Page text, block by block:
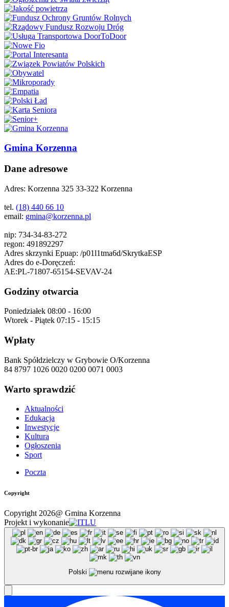
Gmina Korzenna
Dane adresowe
Adres: Korzenna 325 33-322 Korzenna
tel. (18) 440 66 10
email: gmina@korzenna.pl
nip: 734-34-83-272
regon: 491892297
Adres skrzynki Epuap: /p01l1tma6d/SkrytkaESP
Adres do e-Doręczeń:
AE:PL-71807-65154-SEVAV-24
Godziny otwarcia
Poniedziałek 08:00 - 16:00
Wtorek - Piątek 07:15 - 15:15
Wpłaty
Bank Spółdzielczy w Grybowie O/Korzenna
84 8797 1026 0020 0200 0071 0003
Warto sprawdzić
Aktualności
Edukacja
Inwestycje
Kultura
Ogłoszenia
Sport
Poczta
Copyright
Copyright 2026@ Gmina Korzenna
Projekt i wykonanie
Polski